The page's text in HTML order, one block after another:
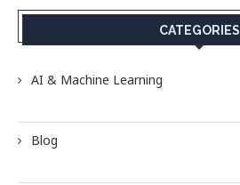
CATEGORIES
AI & Machine Learning
Blog